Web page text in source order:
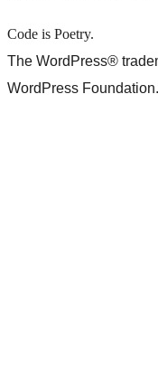
Code is Poetry.
The WordPress®
WordPress Foundation.